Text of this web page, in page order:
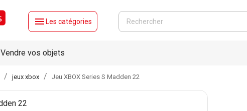
menu Les catégories
Vendre vos objets
jeux xbox Jeu XBOX Series S Madden 22